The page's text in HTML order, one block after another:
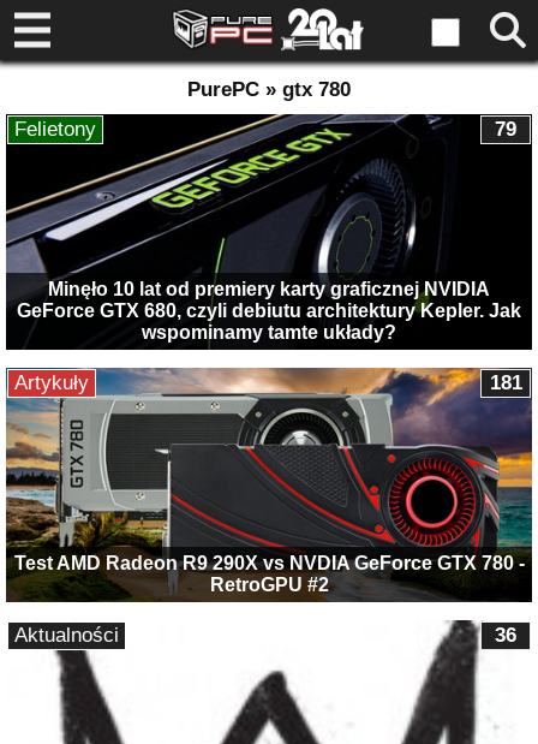
PurePC » gtx 780
Minęło 10 lat od premiery karty graficznej NVIDIA
GeForce GTX 680, czyli debiutu architektury Kepler. Jak
wspominamy tamte układy?
79
Felietony
Test AMD Radeon R9 290X vs NVDIA GeForce GTX 780 -
RetroGPU #2
181
Artykuły
36
Aktualności